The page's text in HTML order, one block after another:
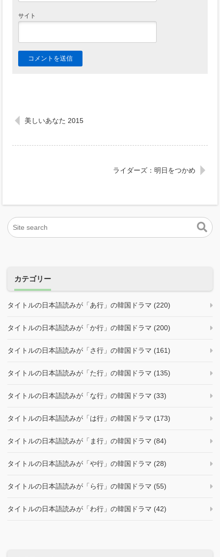
サイト
美しいあなた 2015
ライダーズ：明日をつかめ
カテゴリー
タイトルの日本語読みが「あ行」の韓国ドラマ (220)
タイトルの日本語読みが「か行」の韓国ドラマ (200)
タイトルの日本語読みが「さ行」の韓国ドラマ (161)
タイトルの日本語読みが「た行」の韓国ドラマ (135)
タイトルの日本語読みが「な行」の韓国ドラマ (33)
タイトルの日本語読みが「は行」の韓国ドラマ (173)
タイトルの日本語読みが「ま行」の韓国ドラマ (84)
タイトルの日本語読みが「や行」の韓国ドラマ (28)
タイトルの日本語読みが「ら行」の韓国ドラマ (55)
タイトルの日本語読みが「わ行」の韓国ドラマ (42)